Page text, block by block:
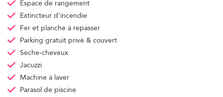
Espace de rangement
Extincteur d’incendie
Fer et planche à repasser
Parking gratuit privé & couvert
Sèche-cheveux
Jacuzzi
Machine à laver
Parasol de piscine